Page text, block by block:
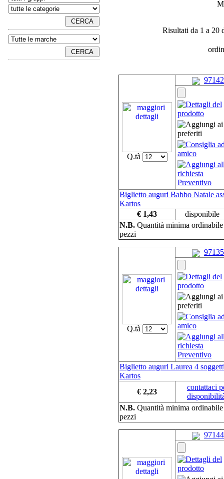
Risultati da 1 a 20
Q.tà
97142
Biglietto auguri Babbo Natale
Kartos
€ 1,43
disponibile
N.B. Quantità minima
pezzi
Q.tà
97135
Biglietto auguri Laurea 4
Kartos
€ 2,23
contattaci
N.B. Quantità minima
pezzi
97144